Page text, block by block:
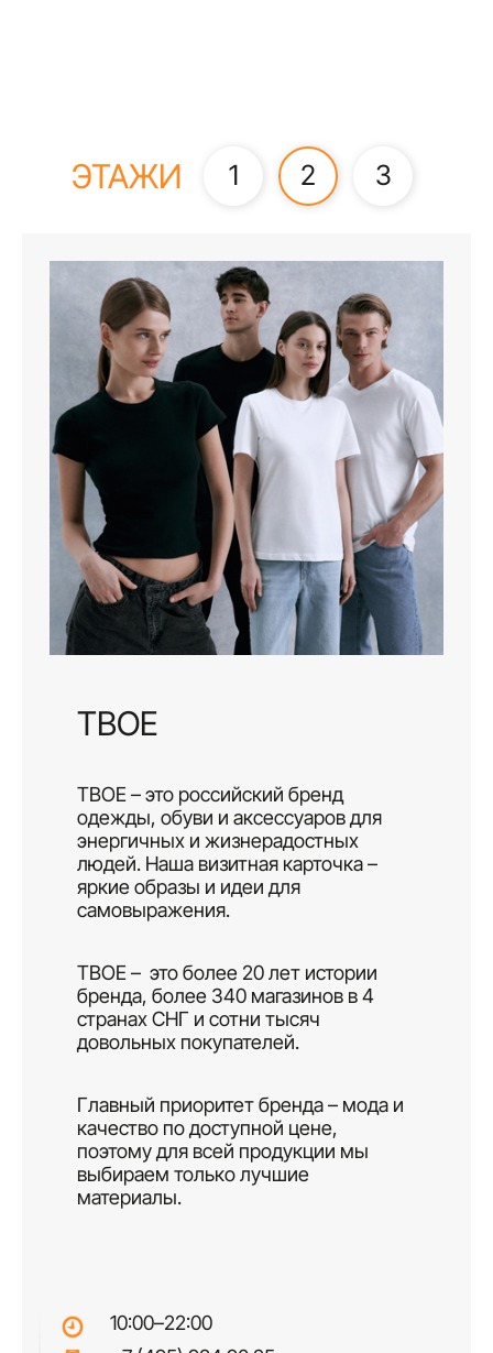
ЭТАЖИ 1 2 3
ТВОЕ
ТВОЕ – это российский бренд
одежды, обуви и аксессуаров для
энергичных и жизнерадостных
людей. Наша визитная карточка –
яркие образы и идеи для
самовыражения.
ТВОЕ – это более 20 лет истории
бренда, более 340 магазинов в 4
странах СНГ и сотни тысяч
довольных покупателей.
Главный приоритет бренда – мода и
качество по доступной цене,
поэтому для всей продукции мы
выбираем только лучшие
материалы.
10:00–22:00